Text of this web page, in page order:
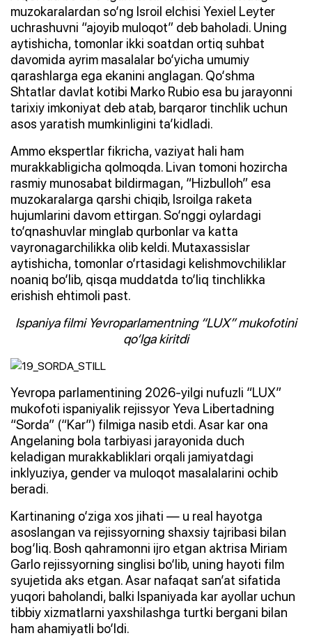
muzokaralardan so‘ng Isroil elchisi Yexiel Leyter
uchrashuvni “ajoyib muloqot” deb baholadi. Uning
aytishicha, tomonlar ikki soatdan ortiq suhbat
davomida ayrim masalalar bo‘yicha umumiy
qarashlarga ega ekanini anglagan. Qo‘shma
Shtatlar davlat kotibi Marko Rubio esa bu jarayonni
tarixiy imkoniyat deb atab, barqaror tinchlik uchun
asos yaratish mumkinligini ta’kidladi.
Ammo ekspertlar fikricha, vaziyat hali ham
murakkabligicha qolmoqda. Livan tomoni hozircha
rasmiy munosabat bildirmagan, “Hizbulloh” esa
muzokaralarga qarshi chiqib, Isroilga raketa
hujumlarini davom ettirgan. So‘nggi oylardagi
to‘qnashuvlar minglab qurbonlar va katta
vayronagarchilikka olib keldi. Mutaxassislar
aytishicha, tomonlar o‘rtasidagi kelishmovchiliklar
noaniq bo‘lib, qisqa muddatda to‘liq tinchlikka
erishish ehtimoli past.
Ispaniya filmi Yevroparlamentning “LUX” mukofotini
qo‘lga kiritdi
Yevropa parlamentining 2026-yilgi nufuzli “LUX”
mukofoti ispaniyalik rejissyor Yeva Libertadning
“Sorda” (“Kar”) filmiga nasib etdi. Asar kar ona
Angelaning bola tarbiyasi jarayonida duch
keladigan murakkabliklari orqali jamiyatdagi
inklyuziya, gender va muloqot masalalarini ochib
beradi.
Kartinaning o‘ziga xos jihati — u real hayotga
asoslangan va rejissyorning shaxsiy tajribasi bilan
bog‘liq. Bosh qahramonni ijro etgan aktrisa Miriam
Garlo rejissyorning singlisi bo‘lib, uning hayoti film
syujetida aks etgan. Asar nafaqat san’at sifatida
yuqori baholandi, balki Ispaniyada kar ayollar uchun
tibbiy xizmatlarni yaxshilashga turtki bergani bilan
ham ahamiyatli bo‘ldi.